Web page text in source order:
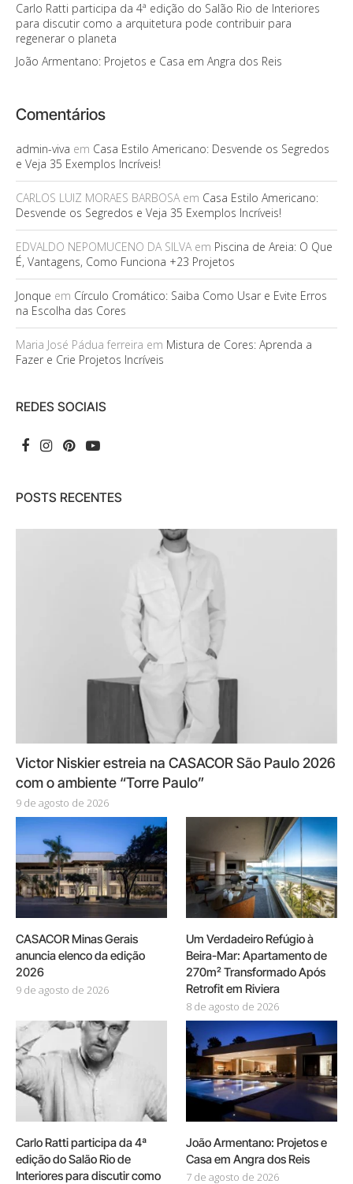
Carlo Ratti participa da 4ª edição do Salão Rio de Interiores
para discutir como a arquitetura pode contribuir para
regenerar o planeta
João Armentano: Projetos e Casa em Angra dos Reis
Comentários
admin-viva em Casa Estilo Americano: Desvende os Segredos
e Veja 35 Exemplos Incríveis!
CARLOS LUIZ MORAES BARBOSAem Casa Estilo Americano:
Desvende os Segredos e Veja 35 Exemplos Incríveis!
EDVALDO NEPOMUCENO DA SILVAem Piscina de Areia: O Que
É, Vantagens, Como Funciona +23 Projetos
Jonque em Círculo Cromático: Saiba Como Usar e Evite Erros
na Escolha das Cores
Maria José Pádua ferreira em Mistura de Cores: Aprenda a
Fazer e Crie Projetos Incríveis
REDES SOCIAIS
POSTS RECENTES
Victor Niskier estreia na CASACOR São Paulo 2026
com o ambiente “Torre Paulo”
9 de agosto de 2026
CASACOR Minas Gerais
anuncia elenco da edição
2026
9 de agosto de 2026
Um Verdadeiro Refúgio à
Beira-Mar: Apartamento de
270m² Transformado Após
Retrofit em Riviera
8 de agosto de 2026
Carlo Ratti participa da 4ª
edição do Salão Rio de
Interiores para discutir como
João Armentano: Projetos e
Casa em Angra dos Reis
7 de agosto de 2026